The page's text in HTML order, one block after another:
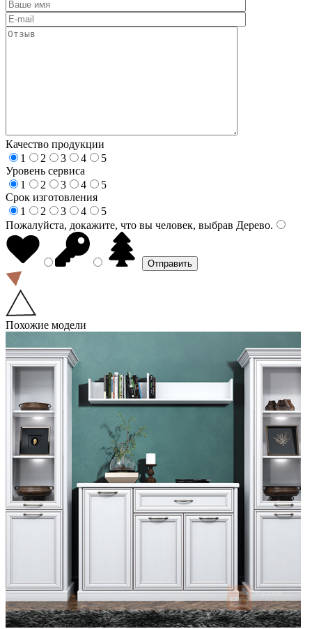
Качество продукции
1
2 3 4
5
Уровень сервиса
1
2 3 4
5
Срок изготовления
1
2 3 4
5
Пожалуйста, докажите, что вы человек, выбрав Дерево.
Похожие модели